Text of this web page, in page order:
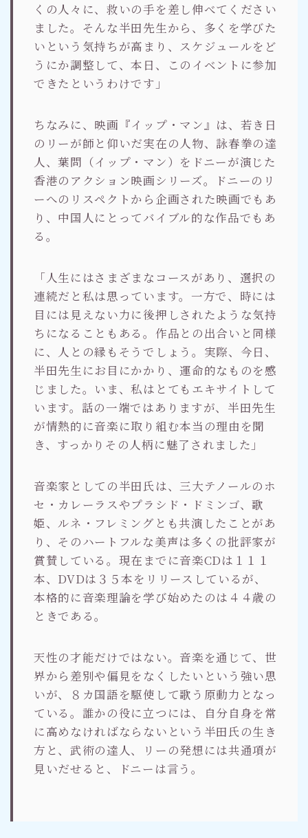
くの人々に、救いの手を差し伸べてください
ました。そんな半田先生から、多くを学びた
いという気持ちが高まり、スケジュールをど
うにか調整して、本日、このイベントに参加
できたというわけです」
ちなみに、映画『イップ・マン』は、若き日
のリーが師と仰いだ実在の人物、詠春拳の達
人、葉問（イップ・マン）をドニーが演じた
香港のアクション映画シリーズ。ドニーのリ
ーへのリスペクトから企画された映画でもあ
り、中国人にとってバイブル的な作品でもあ
る。
「人生にはさまざまなコースがあり、選択の
連続だと私は思っています。一方で、時には
目には見えない力に後押しされたような気持
ちになることもある。作品との出合いと同様
に、人との縁もそうでしょう。実際、今日、
半田先生にお目にかかり、運命的なものを感
じました。いま、私はとてもエキサイトして
います。話の一端ではありますが、半田先生
が情熱的に音楽に取り組む本当の理由を聞
き、すっかりその人柄に魅了されました」
音楽家としての半田氏は、三大テノールのホ
セ・カレーラスやプラシド・ドミンゴ、歌
姫、ルネ・フレミングとも共演したことがあ
り、そのハートフルな美声は多くの批評家が
賞賛している。現在までに音楽CDは１１１
本、DVDは３５本をリリースしているが、
本格的に音楽理論を学び始めたのは４４歳の
ときである。
天性の才能だけではない。音楽を通じて、世
界から差別や偏見をなくしたいという強い思
いが、８カ国語を駆使して歌う原動力となっ
ている。誰かの役に立つには、自分自身を常
に高めなければならないという半田氏の生き
方と、武術の達人、リーの発想には共通項が
見いだせると、ドニーは言う。